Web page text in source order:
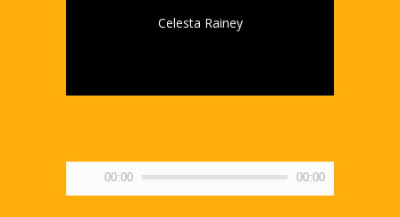
Celesta Rainey
Player
00:00 00:00